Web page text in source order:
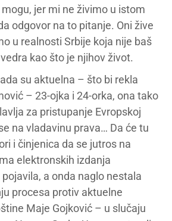
jer mi ne živimo u istom
odgovor na to pitanje. Oni žive
u realnosti Srbije koja nije baš
kao što je njihov život.
su aktuelna – što bi rekla
– 23-ojka i 24-orka, ona tako
za pristupanje Evropskoj
na vladavinu prava… Da će tu
i činjenica da se jutros na
elektronskih izdanja
a onda naglo nestala
procesa protiv aktuelne
Maje Gojković – u slučaju